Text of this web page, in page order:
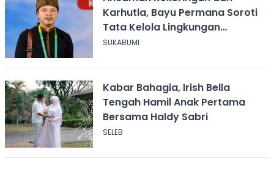
Karhutla, Bayu Permana Soroti
Tata Kelola Lingkungan
Sukabumi
SUKABUMI
Kabar Bahagia, Irish Bella
Tengah Hamil Anak Pertama
Bersama Haldy Sabri
SELEB